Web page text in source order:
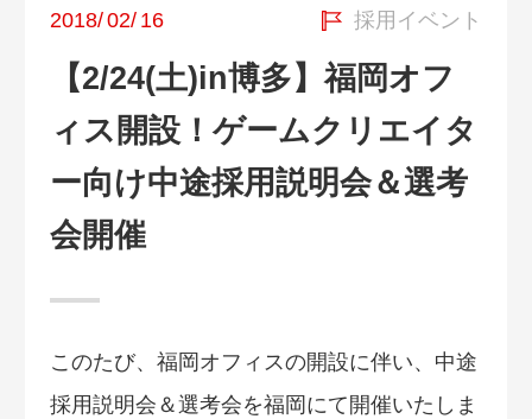
採用イベント
2018/02/ 16
【2/24(土)in博多】福岡オフ
ィス開設！ゲームクリエイタ
ー向け中途採用説明会＆選考
会開催
このたび、福岡オフィスの開設に伴い、中途
採用説明会＆選考会を福岡にて開催いたしま